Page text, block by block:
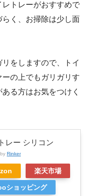
トレーがおすすめで
く、お掃除は少し面
をしますので、トイ
の上でもガリガリす
る方はお気をつけく
レー シリコン
Rinker
楽天市場
ショッピング